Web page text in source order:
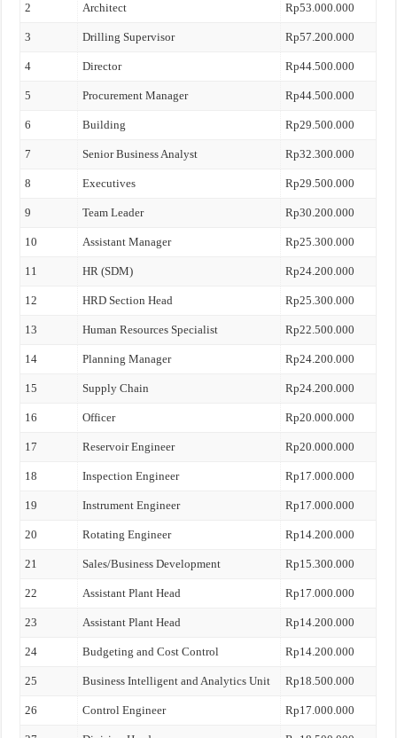
2 Architect Rp53.000.000
3 Drilling Supervisor Rp57.200.000
4 Director Rp44.500.000
5 Procurement Manager Rp44.500.000
6 Building Rp29.500.000
7 Senior Business Analyst Rp32.300.000
8 Executives Rp29.500.000
9 Team Leader Rp30.200.000
10 Assistant Manager Rp25.300.000
11 HR (SDM) Rp24.200.000
12 HRD Section Head Rp25.300.000
13 Human Resources Specialist Rp22.500.000
14 Planning Manager Rp24.200.000
15 Supply Chain Rp24.200.000
16 Officer Rp20.000.000
17 Reservoir Engineer Rp20.000.000
18 Inspection Engineer Rp17.000.000
19 Instrument Engineer Rp17.000.000
20 Rotating Engineer Rp14.200.000
21 Sales/Business Development Rp15.300.000
22 Assistant Plant Head Rp17.000.000
23 Assistant Plant Head Rp14.200.000
24 Budgeting and Cost Control Rp14.200.000
25 Business Intelligent and Analytics Unit Rp18.500.000
26 Control Engineer Rp17.000.000